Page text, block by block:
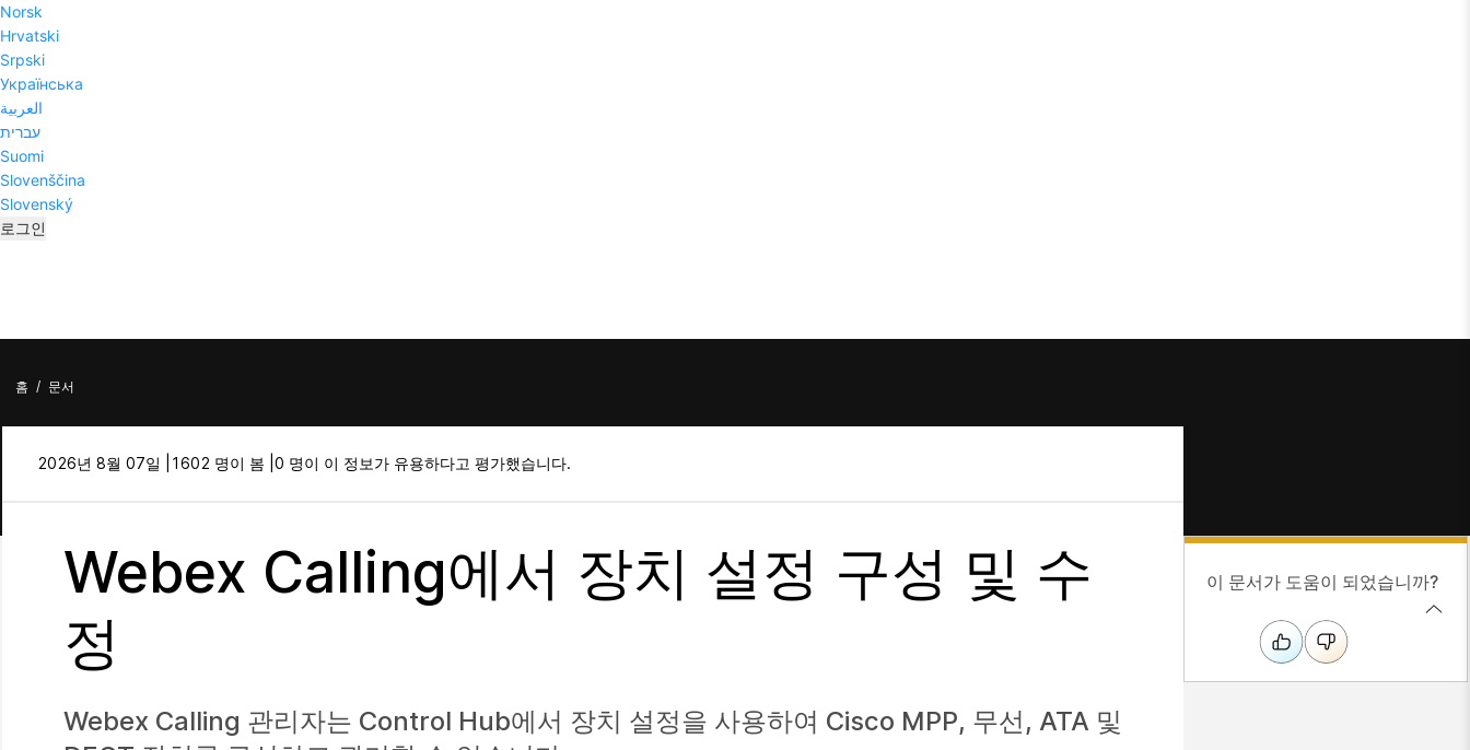
Norsk
Hrvatski
Srpski
Українська
العربية
עברית
Suomi
Slovenščina
Slovenský
로그인
홈 / 문서
2026년 8월 07일 | 1602 명이 봄 | 0 명이 이 정보가 유용하다고 평가했습니다.
Webex Calling에서 장치 설정 구성 및 수
정
Webex Calling 관리자는 Control Hub에서 장치 설정을 사용하여 Cisco MPP, 무선, ATA 및
이 문서가 도움이 되었습니까?